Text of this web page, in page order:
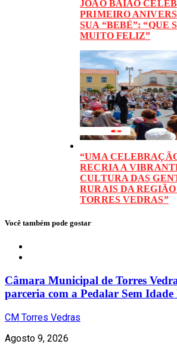
JOÃO BAIÃO
PRIMEIRO
SUA “BEBÉ”: “QUE
MUITO FELIZ”
“UMA
RECRIA A
CULTURA DAS
RURAIS DA REGIÃO
TORRES VEDRAS”
Você também pode gostar
Câmara Municipal de Torres
parceria com a Pedalar Sem
CM Torres Vedras
Agosto 9, 2026